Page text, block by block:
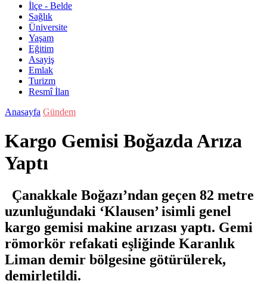
İlçe - Belde
Sağlık
Üniversite
Yaşam
Eğitim
Asayiş
Emlak
Turizm
Resmî İlan
Anasayfa Gündem
Kargo Gemisi Boğazda Arıza
Yaptı
Çanakkale Boğazı’ndan geçen 82 metre
uzunluğundaki ‘Klausen’ isimli genel
kargo gemisi makine arızası yaptı. Gemi
römorkör refakati eşliğinde Karanlık
Liman demir bölgesine götürülerek,
demirletildi.